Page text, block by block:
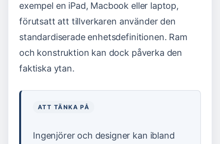
exempel en iPad, Macbook eller laptop,
förutsatt att tillverkaren använder den
standardiserade enhetsdefinitionen. Ram
och konstruktion kan dock påverka den
faktiska ytan.
ATT TÄNKA PÅ
Ingenjörer och designer kan ibland